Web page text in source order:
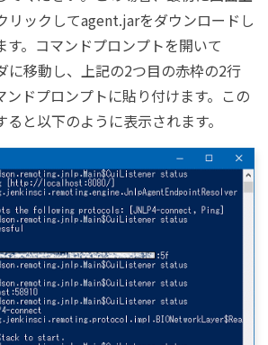
リックしてagent.jarをダウンロードし
す。コマンドプロンプトを開いて
に移動し、上記の2つ目の赤枠の2行
ンドプロンプトに貼り付けます。この
と以下のように表示されます。